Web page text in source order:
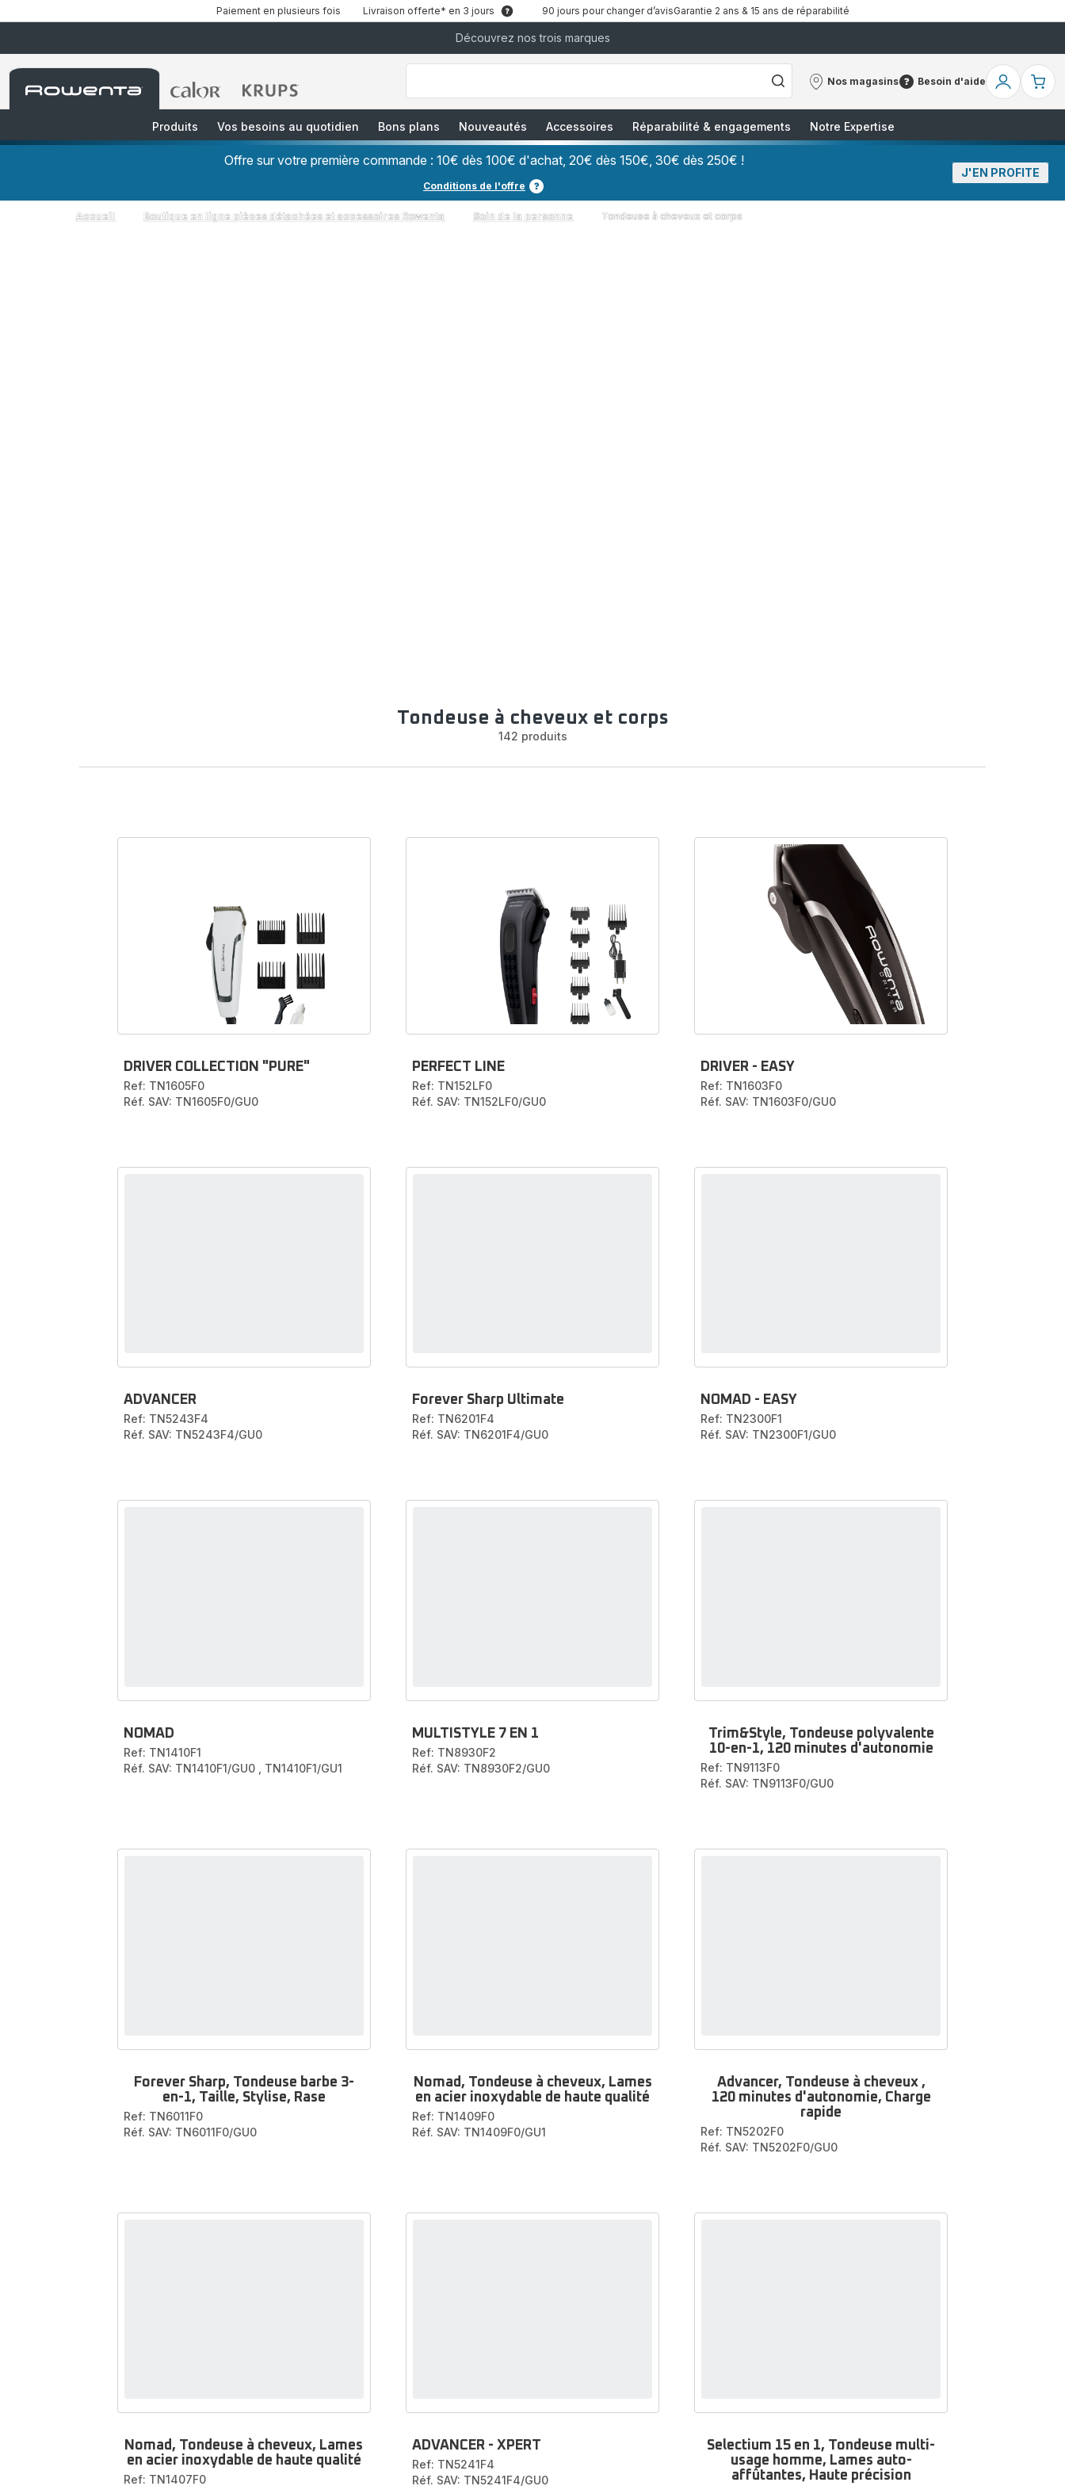
Paiement en plusieurs fois Livraison offerte* en 3 jours 90 jours pour changer d’avisGarantie 2 ans & 15 ans de réparabilité
Découvrez nos trois marques
Accueil
Rowenta
Accueil
Accueil
["Que
recherchez-
Café
Grains","Centrales
Vapeurs","Sèche
Nos magasins
Nos
Besoin d'aide
Besoin
Mon
Produits
Vos besoins au quotidien Bons plans Nouveautés Accessoires Réparabilité & engagements Notre Expertise
Offre sur votre première commande : 10€ dès 100€ d'achat, 20€ dès 150€, 30€ dès 250€ !
Conditions de l'offre
J'EN PROFITE
Accueil Boutique en ligne pièces détachées et accessoires Rowenta Soin de la personne Tondeuse à cheveux et corps
permettant de développer les fonctionnalités de votre
, vous trouverez sans doute ce qu'il vous faut dans notre
boutique en ligne.
Trouvez l'accessoire ou la pièce de rechange pour votre
en entrant sa référence dans la barre de recherche ou en
sélectionnant le modèle de votre appareil dans le menu ci-dessous.
Passez commande en ligne et faites confiance à votre marque.
Tondeuse à cheveux et corps
142 produits
DRIVER COLLECTION "PURE"
Ref: TN1605F0
Réf. SAV: TN1605F0/GU0
PERFECT LINE
Ref: TN152LF0
Réf. SAV: TN152LF0/GU0
DRIVER - EASY
Ref: TN1603F0
Réf. SAV: TN1603F0/GU0
ADVANCER
Ref: TN5243F4
Réf. SAV: TN5243F4/GU0
Forever Sharp Ultimate
Ref: TN6201F4
Réf. SAV: TN6201F4/GU0
NOMAD - EASY
Ref: TN2300F1
Réf. SAV: TN2300F1/GU0
NOMAD
Ref: TN1410F1
Réf. SAV: TN1410F1/GU0
TN1410F1/GU1
MULTISTYLE 7 EN 1
Ref: TN8930F2
Réf. SAV: TN8930F2/GU0
Trim&Style, Tondeuse polyvalente
10-en-1, 120 minutes d'autonomie
Ref: TN9113F0
Réf. SAV: TN9113F0/GU0
Forever Sharp, Tondeuse barbe 3-
en-1, Taille, Stylise, Rase
Ref: TN6011F0
Réf. SAV: TN6011F0/GU0
Nomad, Tondeuse à cheveux, Lames
en acier inoxydable de haute qualité
Ref: TN1409F0
Réf. SAV: TN1409F0/GU1
Advancer, Tondeuse à cheveux ,
120 minutes d'autonomie, Charge
rapide
Ref: TN5202F0
Réf. SAV: TN5202F0/GU0
Nomad, Tondeuse à cheveux, Lames
en acier inoxydable de haute qualité
Ref: TN1407F0
ADVANCER - XPERT
Ref: TN5241F4
Réf. SAV: TN5241F4/GU0
Selectium 15 en 1, Tondeuse multi-
usage homme, Lames auto-
affûtantes, Haute précision